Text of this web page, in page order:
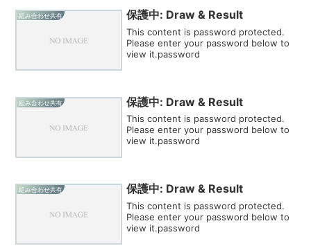
組み合わせ共有 保護中: Draw & Result
This content is password protected.
Please enter your password below to
view it.password
組み合わせ共有 保護中: Draw & Result
This content is password protected.
Please enter your password below to
view it.password
組み合わせ共有 保護中: Draw & Result
This content is password protected.
Please enter your password below to
view it.password